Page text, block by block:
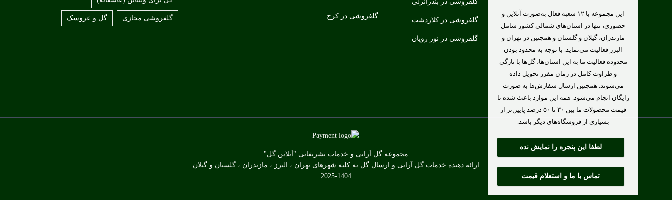
گلفروشی در بندرانزلی
گلفروشی در کلاردشت
گلفروشی در نور رویان
گلفروشی در کرج گلفروشی مجازی گل و عروسک
مجموعه گل آرایی و خدمات تشریفاتی "آنلاین گل"
ارائه دهنده خدمات گل آرایی و ارسال گل به کلیه شهرهای تهران ، البرز ، مازندران ، گلستان و گیلان
2025-1404
این مجموعه با ۱۲ شعبه فعال به‌صورت آنلاین و
حضوری، تنها در استان‌های شمالی کشور شامل
مازندران، گیلان و گلستان و همچنین در تهران و
البرز فعالیت می‌نماید. با توجه به محدود بودن
محدوده فعالیت ما به این استان‌ها، گل‌ها با تازگی
و طراوت کامل در زمان مقرر تحویل داده
می‌شوند. همچنین ارسال سفارش‌ها به صورت
رایگان انجام می‌شود. همه این موارد باعث شده تا
قیمت محصولات ما بین ۳۰ تا ۵۰ درصد پایین‌تر از
بسیاری از فروشگاه‌های دیگر باشد.
لطفا این پنجره را نمایش نده
تماس با ما و استعلام قیمت